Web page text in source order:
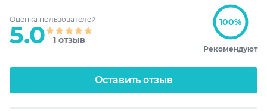
Стандарт крепления
600x400
Оценка пользователей
5.0 1 отзыв
100%
Рекомендуют
Оставить отзыв